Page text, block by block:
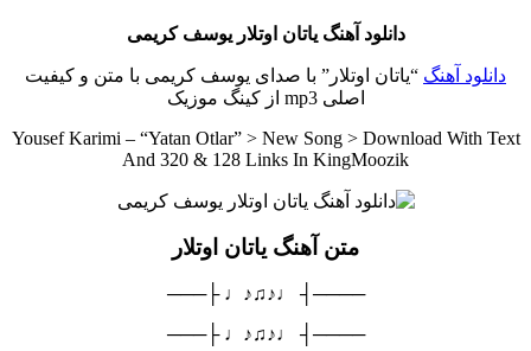
دانلود آهنگ یاتان اوتلار یوسف کریمی
دانلود آهنگ “یاتان اوتلار” با صدای یوسف کریمی با متن و کیفیت
اصلی mp3 از کینگ موزیک
Yousef Karimi – “Yatan Otlar” > New Song > Download With Text
And 320 & 128 Links In KingMoozik
متن آهنگ یاتان اوتلار
────┤ ♩♪♫♪♩ ├───
────┤ ♩♪♫♪♩ ├───